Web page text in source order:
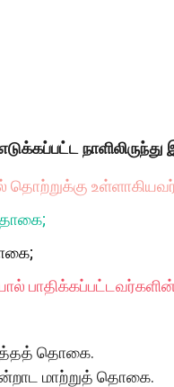
நாளிலிருந்து
தொற்றுக்கு
தொகை.
மாற்றுத் தொகை.